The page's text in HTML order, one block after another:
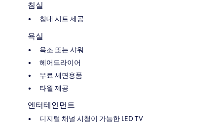
침실
침대 시트 제공
욕실
욕조 또는 샤워
헤어드라이어
무료 세면용품
타월 제공
엔터테인먼트
디지털 채널 시청이 가능한 LED TV